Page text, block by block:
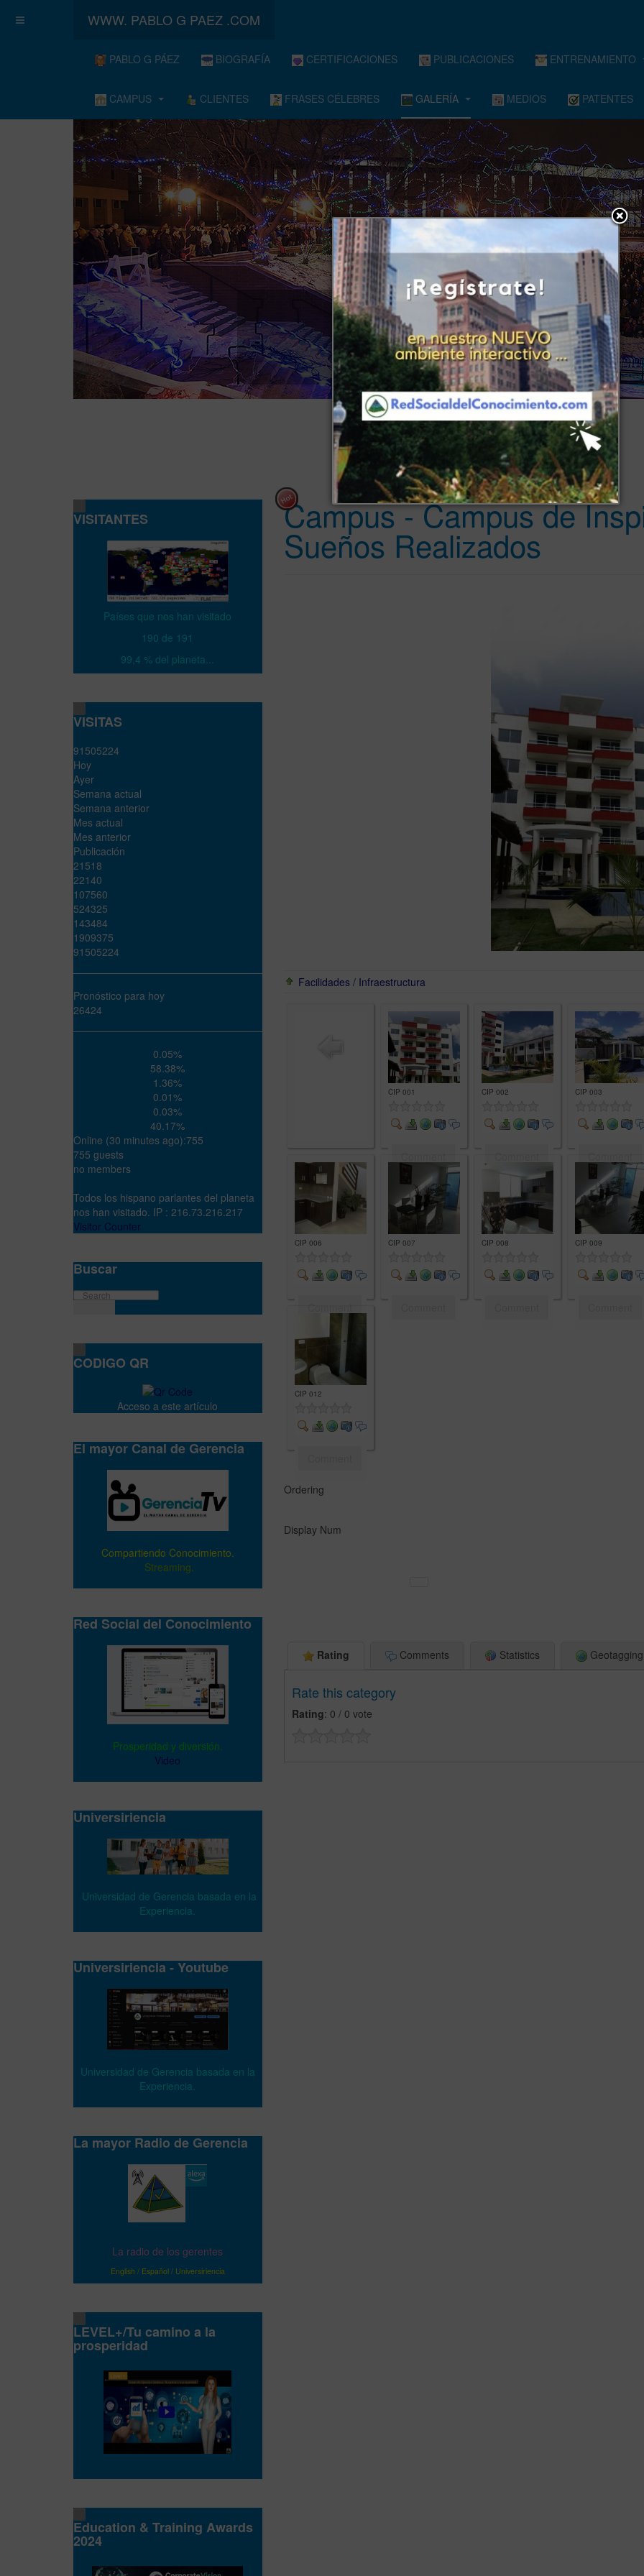
WWW. PABLO G PAEZ .COM
PABLO G PÁEZ BIOGRAFÍA CERTIFICACIONES PUBLICACIONES ENTRENAMIENTO
CAMPUS CLIENTES FRASES CÉLEBRES GALERÍA MEDIOS PATENTES
www . piramide digital . com
Gerencia:Clientes, Estrategia, Personal y Sistemas/Procesos...
Campus - Campus de
Sueños Realizados
Facilidades / Infraestructura
CIP 001 CIP 002 CIP 003
CIP 006 CIP 007 CIP 008 CIP 009
CIP 012
Ordering
Display Num
Rating Comments Statistics Geotagging
Rate this category
Rating: 0 / 0 vote
VISITANTES
Países que nos han visitado
190 de 191
99,4 % del planeta...
VISITAS
91505224
Hoy
Ayer
Semana actual
Semana anterior
Mes actual
Mes anterior
Publicación
21518
22140
107560
524325
143484
1909375
91505224
Pronóstico para hoy
26424
0.05%
58.38%
1.36%
0.01%
0.03%
40.17%
Online (30 minutes ago):755
755 guests
no members
Todos los hispano parlantes del planeta
nos han visitado. IP : 216.73.216.217
Visitor Counter
Buscar
CODIGO QR
Acceso a este artículo
El mayor Canal de Gerencia
Compartiendo Conocimiento.
Streaming.
Red Social del Conocimiento
Prosperidad y diversión.
Video
Universiriencia
Universidad de Gerencia basada en la
Experiencia.
Universiriencia - Youtube
Universidad de Gerencia basada en la
Experiencia.
La mayor Radio de Gerencia
La radio de los gerentes
English / Español/ Universiriencia
LEVEL+/Tu camino a la
prosperidad
Education & Training Awards
2024